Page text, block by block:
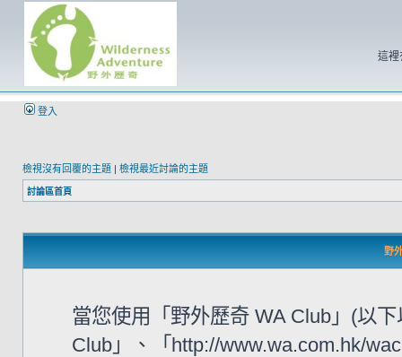
這裡
登入
檢視沒有回覆的主題 | 檢視最近討論的主題
討論區首頁
野
當您使用「野外歷奇 WA Club」(以
Club」、「http://www.wa.com.hk/